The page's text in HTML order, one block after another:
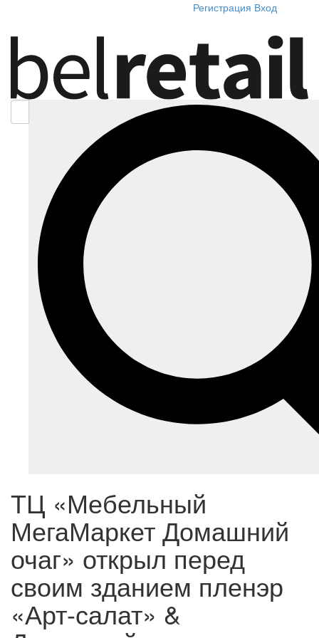
Регистрация Вход
ТЦ «Мебельный
МегаМаркет Домашний
очаг» открыл перед
своим зданием пленэр
«Арт-салат» &